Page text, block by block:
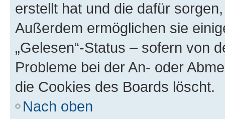
erstellt hat und die dafür
Außerdem ermöglichen sie
„Gelesen“-Status – sofern von
Probleme bei der An- oder
die Cookies des Boards löscht.
Nach oben